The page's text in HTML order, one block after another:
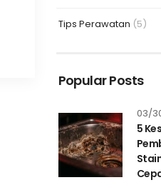
Tips Perawatan (5)
Popular Posts
03/
5